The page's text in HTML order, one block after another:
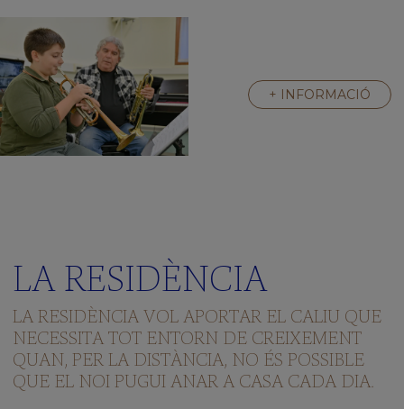
+ INFORMACIÓ
LA RESIDÈNCIA
LA RESIDÈNCIA VOL APORTAR EL CALIU QUE
NECESSITA TOT ENTORN DE CREIXEMENT
QUAN, PER LA DISTÀNCIA, NO ÉS POSSIBLE
QUE EL NOI PUGUI ANAR A CASA CADA DIA.